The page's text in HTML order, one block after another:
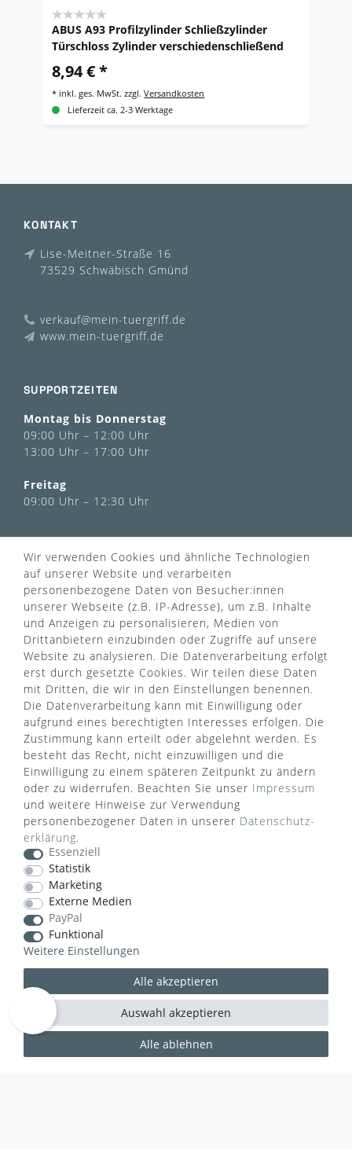
ABUS A93 Profilzylinder Schließzylinder
Türschloss Zylinder verschiedenschließend
8,94 € *
* inkl. ges. MwSt. zzgl.Versandkosten
Lieferzeit ca. 2-3 Werktage
KONTAKT
Lise-Meitner-Straße 16
73529 Schwäbisch Gmünd
verkauf@mein-tuergriff.de
www.mein-tuergriff.de
SUPPORTZEITEN
Montag bis Donnerstag
09:00 Uhr – 12:00 Uhr
13:00 Uhr – 17:00 Uhr
Freitag
09:00 Uhr – 12:30 Uhr
Über uns
Kontaktformular
FAQ
Türgriff Lexikon
Widerrufsrecht
Sitemap
AGB
Zahlung & Versand
Datenschutz
Impressum
Rücksendung
Markenwelt
Widerruf erklären
ZAHLUNGSARTEN
VERSANDART
Wir verwenden Cookies und ähnliche Technologien
auf unserer Website und verarbeiten
personenbezogene Daten von Besucher:innen
unserer Webseite (z.B. IP-Adresse), um z.B. Inhalte
und Anzeigen zu personalisieren, Medien von
Drittanbietern einzubinden oder Zugriffe auf unsere
Website zu analysieren. Die Datenverarbeitung erfolgt
erst durch gesetzte Cookies. Wir teilen diese Daten
mit Dritten, die wir in den Einstellungen benennen.
Die Datenverarbeitung kann mit Einwilligung oder
aufgrund eines berechtigten Interesses erfolgen. Die
Zustimmung kann erteilt oder abgelehnt werden. Es
besteht das Recht, nicht einzuwilligen und die
Einwilligung zu einem späteren Zeitpunkt zu ändern
oder zu widerrufen. Beachten Sie unser Impressum
und weitere Hinweise zur Verwendung
personenbezogener Daten in unserer Daten­schutz­
erklärung.
Essenziell
Statistik
Marketing
Externe Medien
PayPal
Funktional
Weitere Einstellungen
Alle akzeptieren
Alle ablehnen
Auswahl akzeptieren